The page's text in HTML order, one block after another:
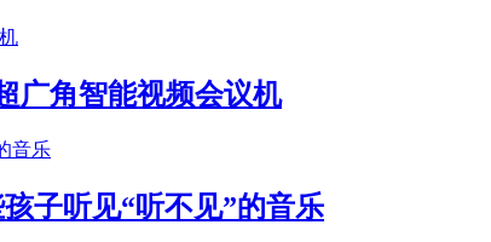
广角智能视频会议机
子听见“听不见”的音乐